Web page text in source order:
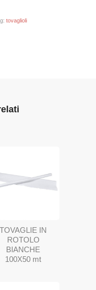
tovaglioli
TOVAGLIE IN
ROTOLO
BIANCHE
100X50 mt